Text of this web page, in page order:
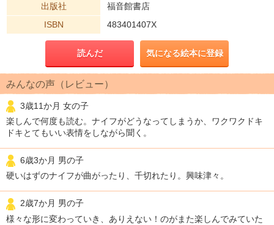
出版社
福音館書店
ISBN
483401407X
読んだ 気になる絵本に登録
みんなの声（レビュー）
3歳11か月 女の子
楽しんで何度も読む。ナイフがどうなってしまうか、ワクワクドキ
ドキとてもいい表情をしながら聞く。
6歳3か月 男の子
硬いはずのナイフが曲がったり、千切れたり。興味津々。
2歳7か月 男の子
様々な形に変わっていき、ありえない！のがまた楽しんでみていた